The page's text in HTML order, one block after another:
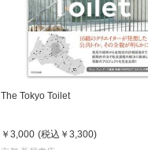
The Tokyo Toilet
￥3,000 (税込 ￥3,300)